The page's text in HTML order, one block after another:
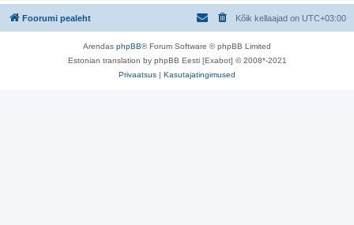
Foorumi pealeht Kõik kellaajad on UTC+03:00
Arendas phpBB® Forum Software © phpBB Limited
Estonian translation by phpBB Eesti [Exabot] © 2008*-2021
Privaatsus | Kasutajatingimused